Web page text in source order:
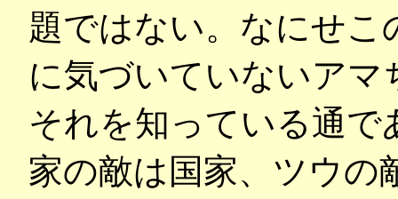
題ではない。なにせ
に気づいていないア
それを知っている通で
家の敵は国家、ツウ